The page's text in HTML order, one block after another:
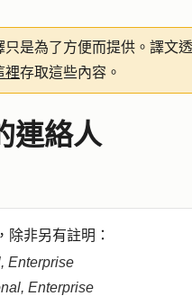
只是為了方便而提供。譯文
裡存取這些內容。
連絡人
除非另有註明：
Enterprise
Enterprise